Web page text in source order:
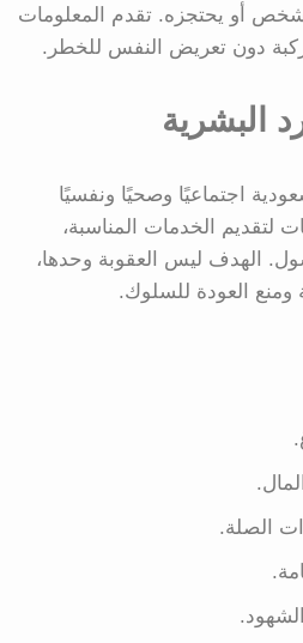
أو يحتجزه. تقدم المعلومات
دون تعريض النفس للخطر.
البشرية
اجتماعيًا وصحيًا ونفسيًا
لتقديم الخدمات المناسبة،
الهدف ليس العقوبة وحدها،
ومنع العودة للسلوك.
الصلة.